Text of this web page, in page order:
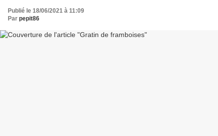
Publié le 18/06/2021 à 11:09
Par pepit86